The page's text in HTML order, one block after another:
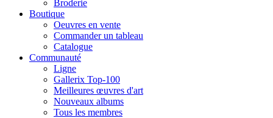
Broderie
Boutique
Oeuvres en vente
Commander un tableau
Catalogue
Communauté
Ligne
Gallerix Top-100
Meilleures œuvres d'art
Nouveaux albums
Tous les membres